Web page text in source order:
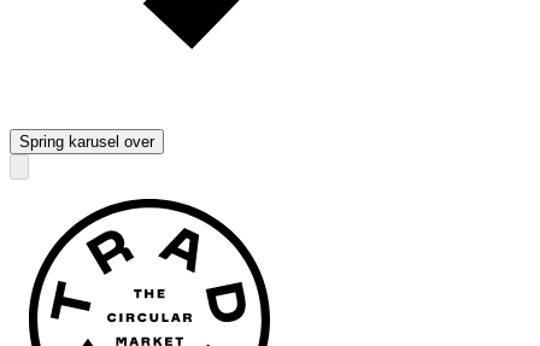
Spring karusel over